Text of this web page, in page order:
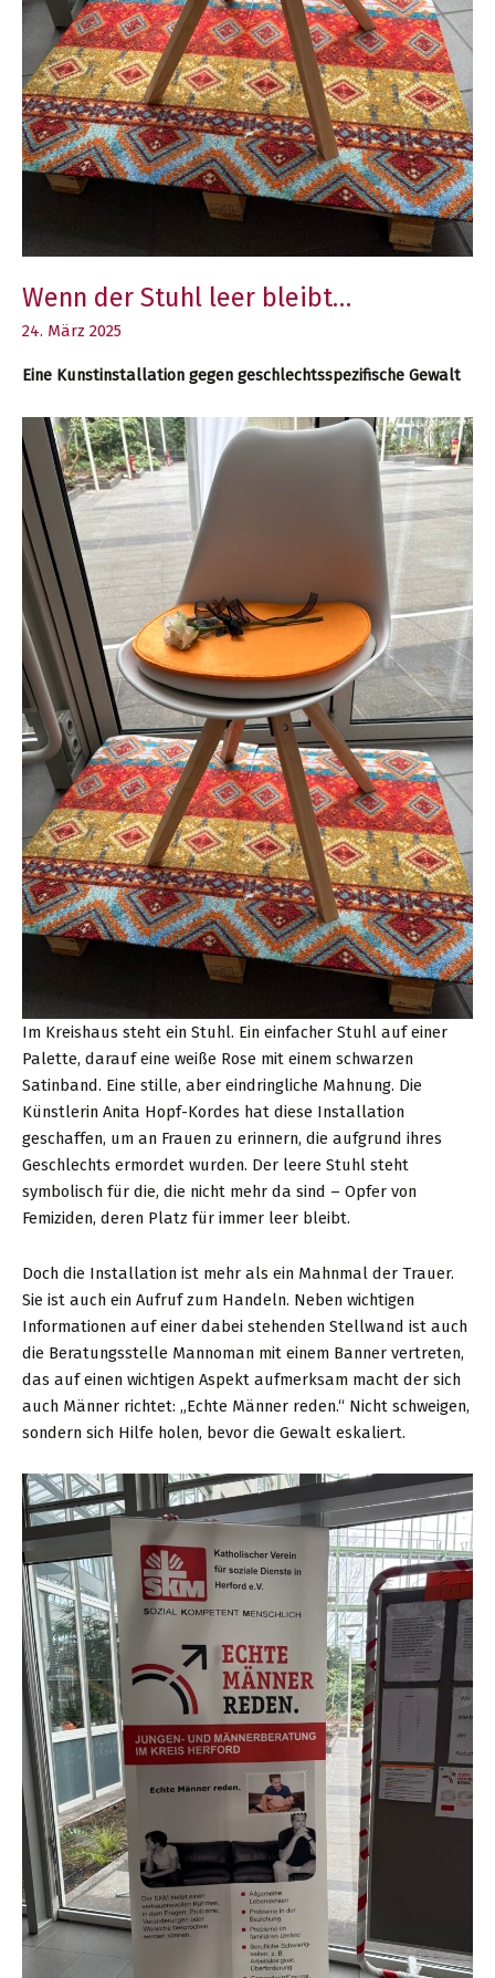
Wenn der Stuhl leer bleibt…
24. März 2025
Eine Kunstinstallation gegen geschlechtsspezifische Gewalt
Im Kreishaus steht ein Stuhl. Ein einfacher Stuhl auf einer
Palette, darauf eine weiße Rose mit einem schwarzen
Satinband. Eine stille, aber eindringliche Mahnung. Die
Künstlerin Anita Hopf-Kordes hat diese Installation
geschaffen, um an Frauen zu erinnern, die aufgrund ihres
Geschlechts ermordet wurden. Der leere Stuhl steht
symbolisch für die, die nicht mehr da sind – Opfer von
Femiziden, deren Platz für immer leer bleibt.
Doch die Installation ist mehr als ein Mahnmal der Trauer.
Sie ist auch ein Aufruf zum Handeln. Neben wichtigen
Informationen auf einer dabei stehenden Stellwand ist auch
die Beratungsstelle Mannoman mit einem Banner vertreten,
das auf einen wichtigen Aspekt aufmerksam macht der sich
auch Männer richtet: „Echte Männer reden.“ Nicht schweigen,
sondern sich Hilfe holen, bevor die Gewalt eskaliert.